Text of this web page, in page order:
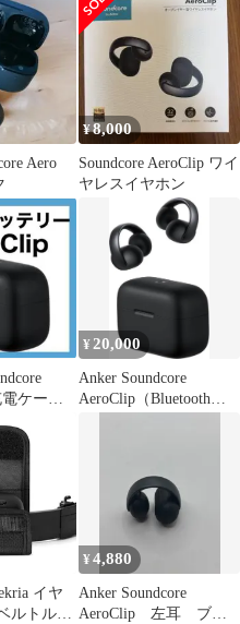
Aero
¥8,000
Soundcore AeroClip ワイ
ヤレスイヤホン
ケース•
¥ 20,000
Anker Soundcore
AeroClip（Bluetooth
イヤ
ルトルー
¥4,880
Anker Soundcore
AeroClip 左耳 ブラ